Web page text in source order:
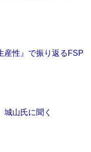
産性』で振り返るFSP
山氏に聞く